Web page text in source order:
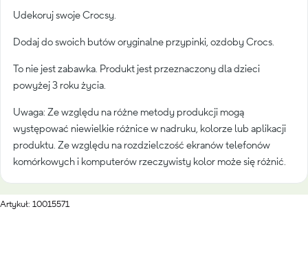
Udekoruj swoje Crocsy.
Dodaj do swoich butów oryginalne przypinki, ozdoby Crocs.
To nie jest zabawka. Produkt jest przeznaczony dla dzieci
powyżej 3 roku życia.
Uwaga: Ze względu na różne metody produkcji mogą
występować niewielkie różnice w nadruku, kolorze lub aplikacji
produktu. Ze względu na rozdzielczość ekranów telefonów
komórkowych i komputerów rzeczywisty kolor może się różnić.
Artykuł: 10015571